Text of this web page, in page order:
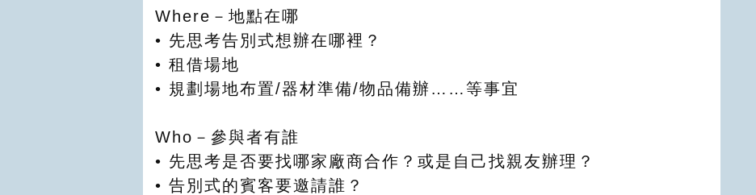
Where－地點在哪
• 先思考告別式想辦在哪裡？
• 租借場地
• 規劃場地布置/器材準備/物品備辦……等事宜
Who－參與者有誰
• 先思考是否要找哪家廠商合作？或是自己找親友辦理？
• 告別式的賓客要邀請誰？